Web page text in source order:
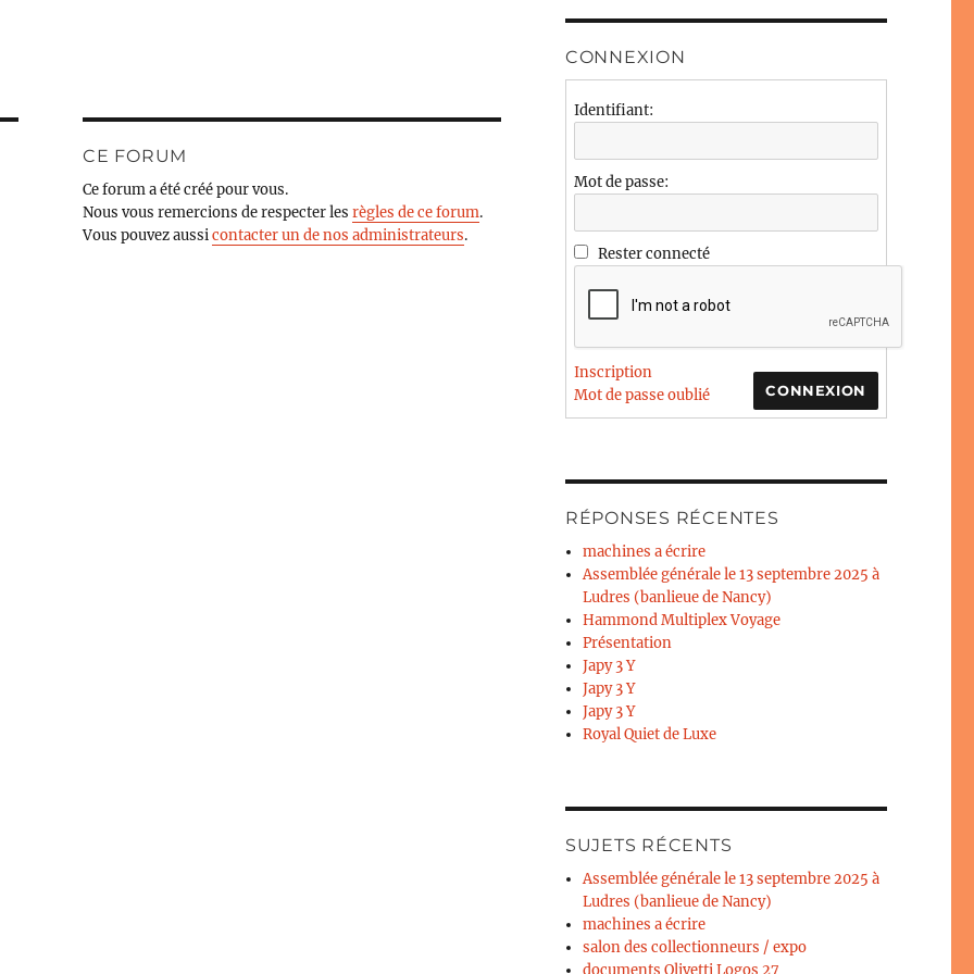
CE FORUM
Ce forum a été créé pour vous.
Nous vous remercions de respecter lesrègles de ce forum.
Vous pouvez aussicontacter un de nos administrateurs.
CONNEXION
Identifiant:
Mot de passe:
Rester connecté
CONNEXION
Inscription
Mot de passe oublié
RÉPONSES RÉCENTES
machines a écrire
Assemblée générale le 13 septembre 2025 à
Ludres (banlieue de Nancy)
Hammond Multiplex Voyage
Présentation
Japy 3 Y
Japy 3 Y
Japy 3 Y
Royal Quiet de Luxe
SUJETS RÉCENTS
Assemblée générale le 13 septembre 2025 à
Ludres (banlieue de Nancy)
machines a écrire
salon des collectionneurs / expo
documents Olivetti Logos 27